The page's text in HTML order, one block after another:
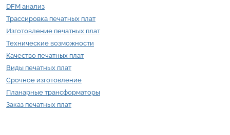
DFM анализ
Трассировка печатных плат
Изготовление печатных плат
Технические возможности
Качество печатных плат
Виды печатных плат
Срочное изготовление
Планарные трансформаторы
Заказ печатных плат